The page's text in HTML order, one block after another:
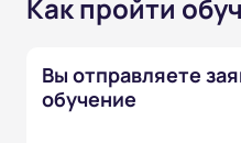
Как пройти
Вы отправляете
обучение